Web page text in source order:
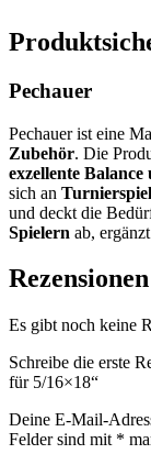
Pechauer
Pechauer ist eine
Zubehör. Die
exzellente
sich an
und deckt die
Spielern ab,
Rezensionen
Es gibt noch keine
Schreibe die erste
für 5/16×18“
Deine E-Mail-
Felder sind mit *